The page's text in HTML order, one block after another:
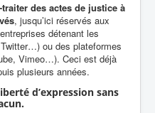
des actes de justice à
, jusqu’ici réservés aux
détenant les
ou des plateformes
Vimeo…). Ceci est déjà
plusieurs années.
d’expression sans